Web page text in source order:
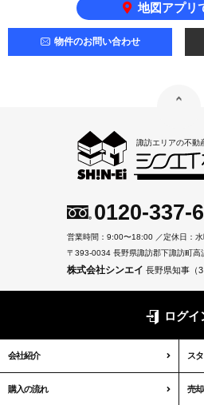
地図アプリ
物件のお問い合わせ
諏訪エリアの不動
0120-337-
営業時間：9:00〜18:00 ／定休日：水
〒393-0034 長野県諏訪郡下諏訪町高
株式会社シンエイ 長野県知事（
ログイ
会社紹介 ス
購入の流れ 売